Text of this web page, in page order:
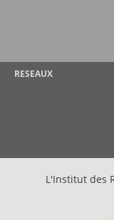
RESEAUX
L'Institut des